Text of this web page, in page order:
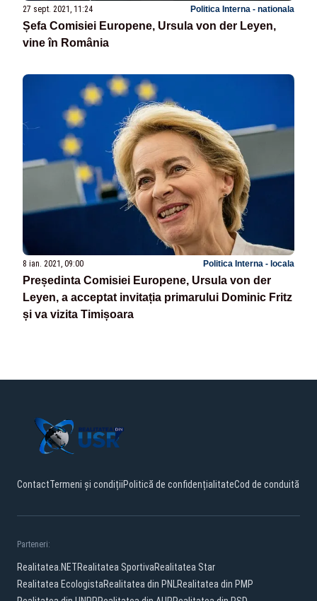
27 sept. 2021, 11:24 Politica Interna - nationala
Șefa Comisiei Europene, Ursula von der Leyen,
vine în România
8 ian. 2021, 09:00 Politica Interna - locala
Președinta Comisiei Europene, Ursula von der
Leyen, a acceptat invitația primarului Dominic Fritz
și va vizita Timișoara
ContactTermeni și condițiiPolitică de confidențialitateCod de conduită
Parteneri:
Realitatea.NETRealitatea SportivaRealitatea Star
Realitatea EcologistaRealitatea din PNLRealitatea din PMP